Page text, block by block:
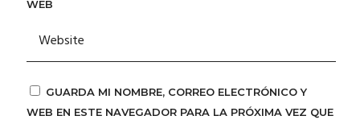
WEB
GUARDA MI NOMBRE, CORREO ELECTRÓNICO Y
WEB EN ESTE NAVEGADOR PARA LA PRÓXIMA VEZ QUE